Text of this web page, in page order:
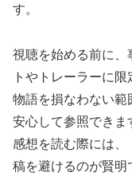
す。
視聴を始める前に、
トやトレーラーに
物語を損なわない範
安心して参照でき
感想を読む際には、
稿を避けるのが賢明